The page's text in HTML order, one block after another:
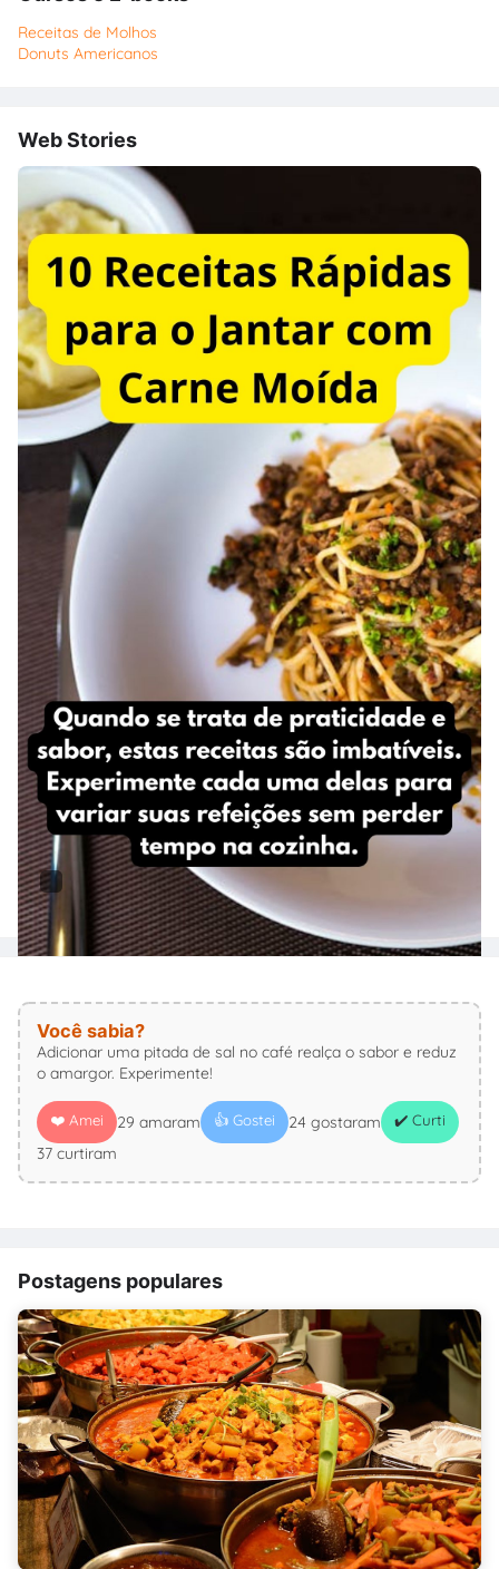
Receitas de Molhos
Donuts Americanos
Web Stories
Você sabia?
Adicionar uma pitada de sal no café realça o sabor e reduz
o amargor. Experimente!
❤️ Amei 29 amaram 👍 Gostei 24 gostaram ✔️ Curti
37 curtiram
Postagens populares